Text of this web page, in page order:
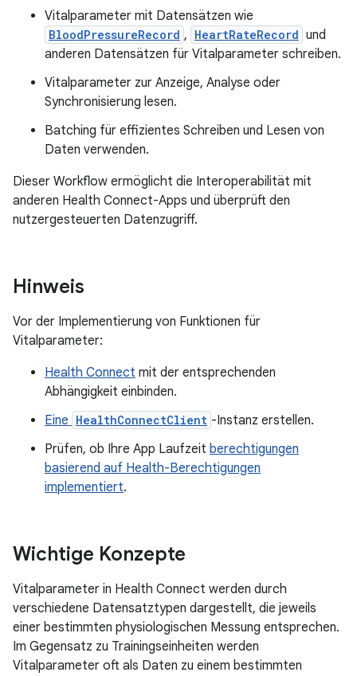
Vitalparameter mit Datensätzen wie
BloodPressureRecord , HeartRateRecord und
anderen Datensätzen für Vitalparameter schreiben.
Vitalparameter zur Anzeige, Analyse oder
Synchronisierung lesen.
Batching für effizientes Schreiben und Lesen von
Daten verwenden.
Dieser Workflow ermöglicht die Interoperabilität mit
anderen Health Connect-Apps und überprüft den
nutzergesteuerten Datenzugriff.
Hinweis
Vor der Implementierung von Funktionen für
Vitalparameter:
Health Connect mit der entsprechenden
Abhängigkeit einbinden.
Eine HealthConnectClient -Instanz erstellen.
Prüfen, ob Ihre App Laufzeit berechtigungen
basierend auf Health-Berechtigungen
implementiert.
Wichtige Konzepte
Vitalparameter in Health Connect werden durch
verschiedene Datensatztypen dargestellt, die jeweils
einer bestimmten physiologischen Messung entsprechen.
Im Gegensatz zu Trainingseinheiten werden
Vitalparameter oft als Daten zu einem bestimmten